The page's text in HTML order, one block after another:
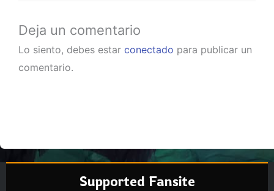
Deja un comentario
Lo siento, debes estar conectado para publicar un
comentario.
Supported Fansite